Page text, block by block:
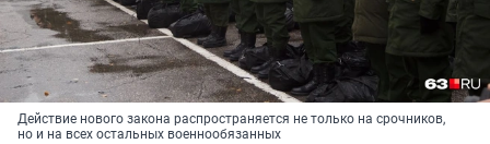
Действие нового закона распространяется не только на срочников,
но и на всех остальных военнообязанных